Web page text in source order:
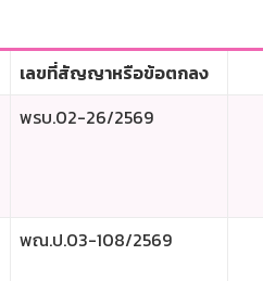
เลขที่สัญญาหรือข้อตกลง
พรบ.02-26/2569
พณ.ป.03-108/2569